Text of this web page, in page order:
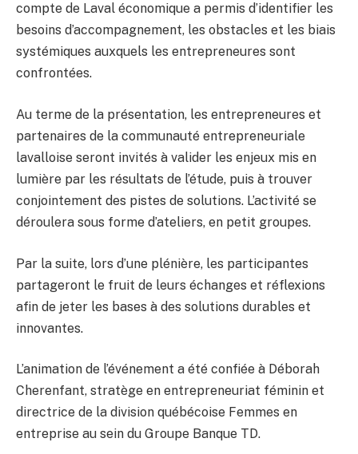
compte de Laval économique a permis d’identifier les
besoins d’accompagnement, les obstacles et les biais
systémiques auxquels les entrepreneures sont
confrontées.
Au terme de la présentation, les entrepreneures et
partenaires de la communauté entrepreneuriale
lavalloise seront invités à valider les enjeux mis en
lumière par les résultats de l’étude, puis à trouver
conjointement des pistes de solutions. L’activité se
déroulera sous forme d’ateliers, en petit groupes.
Par la suite, lors d’une plénière, les participantes
partageront le fruit de leurs échanges et réflexions
afin de jeter les bases à des solutions durables et
innovantes.
L’animation de l’événement a été confiée à Déborah
Cherenfant, stratège en entrepreneuriat féminin et
directrice de la division québécoise Femmes en
entreprise au sein du Groupe Banque TD.